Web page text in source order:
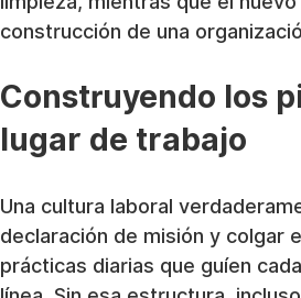
construcción de una
Construyendo los
lugar de trabajo
Una cultura laboral
declaración de misión y colgar
prácticas diarias que guíen